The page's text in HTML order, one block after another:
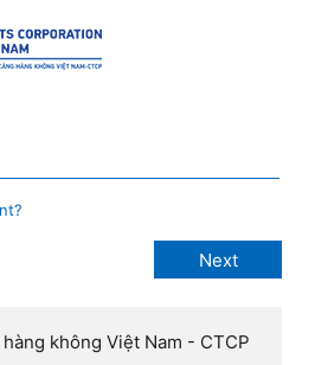
không Việt Nam - CTCP